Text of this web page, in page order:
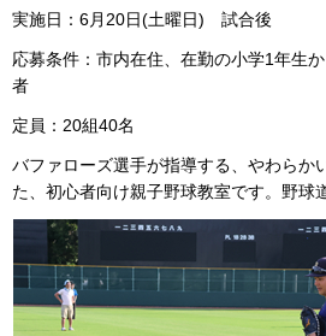
実施日：6月20日(土曜日) 試合後
応募条件：市内在住、在勤の小学1年生
者
定員：20組40名
バファローズ選手が指導する、やわらか
た、初心者向け親子野球教室です。野球